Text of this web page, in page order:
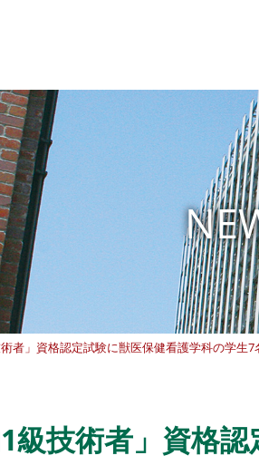
術者」資格認定試験に獣医保健看護学科の学生7
1級技術者」資格